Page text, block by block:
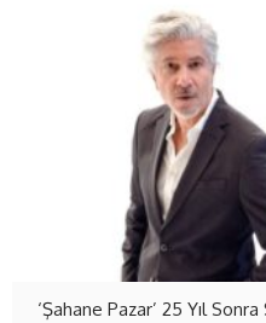
‘Şahane Pazar’ 25 Yıl